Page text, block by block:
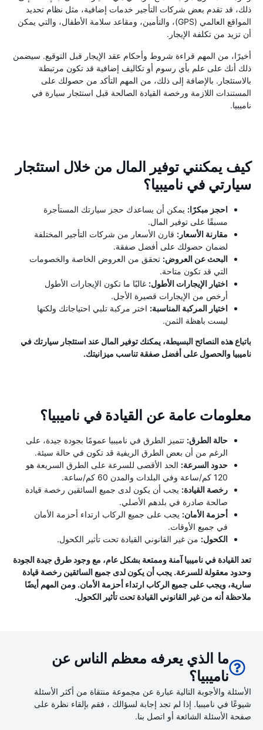
ذلك، قد تقدم بعض شركات التأجير خدمات إضافية، مثل نظام تحديد
المواقع العالمي (GPS)، والتأمين، ومقاعد سلامة الأطفال، والتي يمكن
أن تزيد من تكلفة الإيجار.
أخيرًا، من المهم قراءة شروط وأحكام عقد الإيجار قبل التوقيع. سيضمن
ذلك أنك على علم بأي رسوم أو تكاليف إضافية قد تكون مرتبطة
بالاستئجار. بالإضافة إلى ذلك، من المهم التأكد من حصولك على
المستندات اللازمة ورخصة القيادة الصالحة قبل استئجار سيارة في
ناميبيا.
كيف يمكنني توفير المال من خلال استئجار
سيارتي في ناميبيا؟
احجز مبكرًا: يمكن أن يساعدك حجز سيارتك المستأجرة
مسبقًا على توفير المال.
مقارنة الأسعار: قارن الأسعار من شركات التأجير المختلفة
لضمان حصولك على أفضل صفقة.
البحث عن العروض: تحقق من العروض الخاصة والخصومات
التي قد تكون متاحة.
اختيار الإيجارات الأطول: غالبًا ما تكون الإيجارات الأطول
أرخص من الإيجارات قصيرة الأجل.
اختيار المركبة المناسبة: اختر مركبة تلبي احتياجاتك ولكنها
ليست باهظة الثمن.
باتباع هذه النصائح البسيطة، يمكنك توفير المال عند استئجار سيارتك في
ناميبيا والحصول على أفضل صفقة تناسب ميزانيتك.
معلومات عامة عن القيادة في ناميبيا؟
حالة الطرق: تتميز الطرق في ناميبيا عمومًا بجودة جيدة، على
الرغم من أن بعض الطرق الريفية قد تكون في حالة سيئة.
حدود السرعة: الحد الأقصى للسرعة على الطرق السريعة هو
120 كم/ساعة وفي البلدات والمدن 60 كم/ساعة.
رخصة القيادة: يجب أن يكون لدى جميع السائقين رخصة قيادة
صالحة صادرة في بلدهم الأصلي.
أحزمة الأمان: يجب على جميع الركاب ارتداء أحزمة الأمان
في جميع الأوقات.
الكحول: من غير القانوني القيادة تحت تأثير الكحول.
تعد القيادة في ناميبيا آمنة وممتعة بشكل عام، مع وجود طرق جيدة الجودة
وحدود معقولة للسرعة. يجب أن يكون لدى جميع السائقين رخصة قيادة
سارية، ويجب على جميع الركاب ارتداء أحزمة الأمان. ومن المهم أيضًا
ملاحظة أنه من غير القانوني القيادة تحت تأثير الكحول.
ما الذي يعرفه معظم الناس عن
ناميبيا؟
الأسئلة والأجوبة التالية عبارة عن مجموعة منتقاة من أكثر الأسئلة
شيوعًا في ناميبيا. إذا لم تجد إجابة لسؤالك ، فقم بإلقاء نظرة على
صفحة الأسئلة الشائعة أو اتصل بنا.